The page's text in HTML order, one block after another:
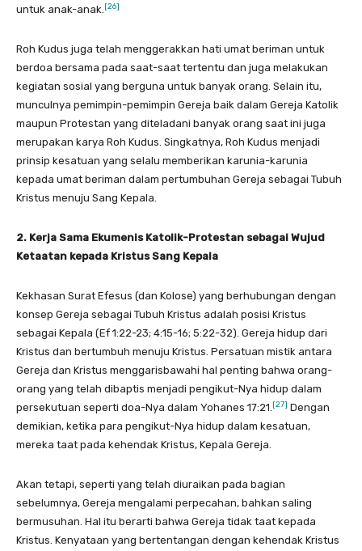
untuk anak-anak. [26]
Roh Kudus juga telah menggerakkan hati umat beriman untuk
berdoa bersama pada saat-saat tertentu dan juga melakukan
kegiatan sosial yang berguna untuk banyak orang. Selain itu,
munculnya pemimpin-pemimpin Gereja baik dalam Gereja Katolik
maupun Protestan yang diteladani banyak orang saat ini juga
merupakan karya Roh Kudus. Singkatnya, Roh Kudus menjadi
prinsip kesatuan yang selalu memberikan karunia-karunia
kepada umat beriman dalam pertumbuhan Gereja sebagai Tubuh
Kristus menuju Sang Kepala.
2. Kerja Sama Ekumenis Katolik-Protestan sebagai Wujud
Ketaatan kepada Kristus Sang Kepala
Kekhasan Surat Efesus (dan Kolose) yang berhubungan dengan
konsep Gereja sebagai Tubuh Kristus adalah posisi Kristus
sebagai Kepala (Ef 1:22-23; 4:15-16; 5:22-32). Gereja hidup dari
Kristus dan bertumbuh menuju Kristus. Persatuan mistik antara
Gereja dan Kristus menggarisbawahi hal penting bahwa orang-
orang yang telah dibaptis menjadi pengikut-Nya hidup dalam
persekutuan seperti doa-Nya dalam Yohanes 17:21. [27] Dengan
demikian, ketika para pengikut-Nya hidup dalam kesatuan,
mereka taat pada kehendak Kristus, Kepala Gereja.
Akan tetapi, seperti yang telah diuraikan pada bagian
sebelumnya, Gereja mengalami perpecahan, bahkan saling
bermusuhan. Hal itu berarti bahwa Gereja tidak taat kepada
Kristus. Kenyataan yang bertentangan dengan kehendak Kristus